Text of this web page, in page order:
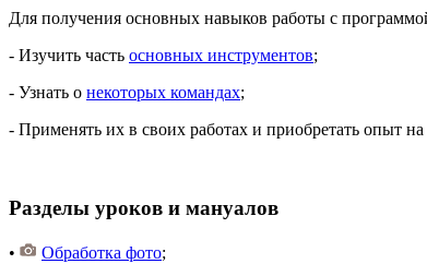
Для получения основных навыков работы с
- Изучить часть основных инструментов;
- Узнать о некоторых командах;
- Применять их в своих работах и приобретать опыт
Разделы уроков и мануалов
• Обработка фото;